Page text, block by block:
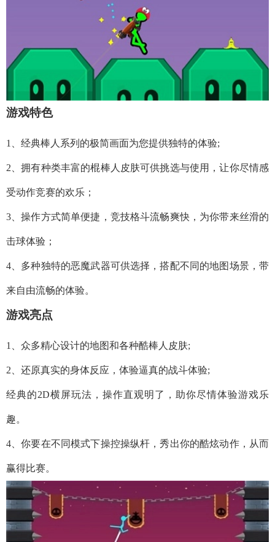
游戏特色
1、经典棒人系列的极简画面为您提供独特的体验;
2、拥有种类丰富的棍棒人皮肤可供挑选与使用，让你尽情感
受动作竞赛的欢乐；
3、操作方式简单便捷，竞技格斗流畅爽快，为你带来丝滑的
击球体验；
4、多种独特的恶魔武器可供选择，搭配不同的地图场景，带
来自由流畅的体验。
游戏亮点
1、众多精心设计的地图和各种酷棒人皮肤;
2、还原真实的身体反应，体验逼真的战斗体验;
经典的2D横屏玩法，操作直观明了，助你尽情体验游戏乐
趣。
4、你要在不同模式下操控操纵杆，秀出你的酷炫动作，从而
赢得比赛。